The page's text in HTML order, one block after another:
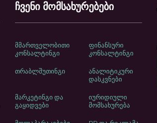
ჩვენი მომსახურებები
მმართველობითი
კონსალტინგი
ფინანსური
კონსალტინგი
თრაბლშუთინგი
ანალიტიკური
დასკვნები
მარკეტინგი და
გაყიდვები
იურიდიული
მომსახურება